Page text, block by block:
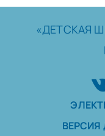
Skip
«ДЕТСКАЯ